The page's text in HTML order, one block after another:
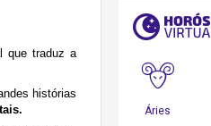
que traduz a
histórias